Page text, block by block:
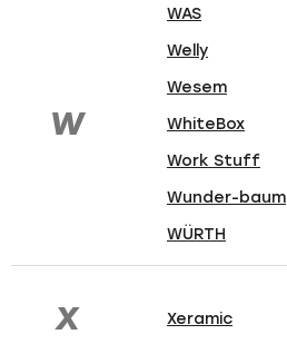
W
WAS
Welly
Wesem
WhiteBox
Work Stuff
Wunder-baum
WÜRTH
X Xeramic